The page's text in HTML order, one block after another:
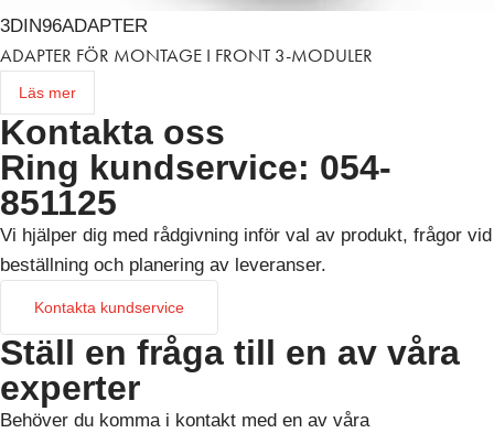
3DIN96ADAPTER
ADAPTER FÖR MONTAGE I FRONT 3-MODULER
Läs mer
Kontakta oss
Ring kundservice: 054-
851125
Vi hjälper dig med rådgivning inför val av produkt, frågor vid
beställning och planering av leveranser.
Kontakta kundservice
Ställ en fråga till en av våra
experter
Behöver du komma i kontakt med en av våra